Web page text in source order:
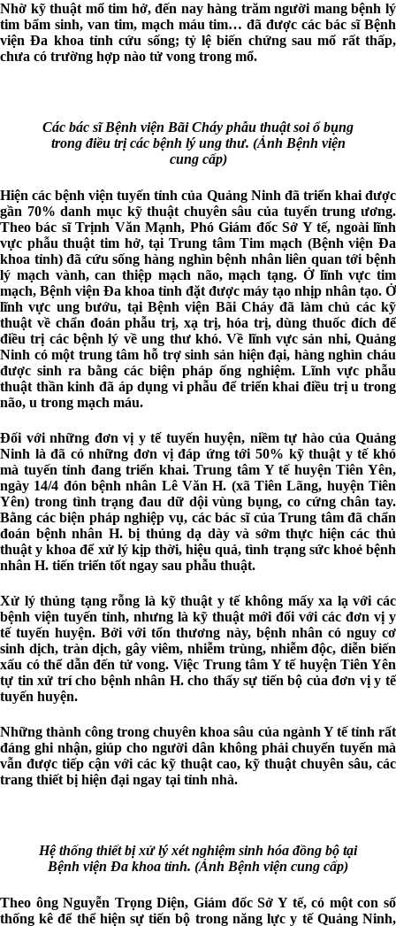
Nhờ kỹ thuật mổ tim hở, đến nay hàng trăm người mang bệnh lý
tim bẩm sinh, van tim, mạch máu tim… đã được các bác sĩ Bệnh
viện Đa khoa tỉnh cứu sống; tỷ lệ biến chứng sau mổ rất thấp,
chưa có trường hợp nào tử vong trong mổ.
Các bác sĩ Bệnh viện Bãi Cháy phẫu thuật soi ổ bụng
trong điều trị các bệnh lý ung thư. (Ảnh Bệnh viện
cung cấp)
Hiện các bệnh viện tuyến tỉnh của Quảng Ninh đã triển khai được
gần 70% danh mục kỹ thuật chuyên sâu của tuyến trung ương.
Theo bác sĩ Trịnh Văn Mạnh, Phó Giám đốc Sở Y tế, ngoài lĩnh
vực phẫu thuật tim hở, tại Trung tâm Tim mạch (Bệnh viện Đa
khoa tỉnh) đã cứu sống hàng nghìn bệnh nhân liên quan tới bệnh
lý mạch vành, can thiệp mạch não, mạch tạng. Ở lĩnh vực tim
mạch, Bệnh viện Đa khoa tỉnh đặt được máy tạo nhịp nhân tạo. Ở
lĩnh vực ung bướu, tại Bệnh viện Bãi Cháy đã làm chủ các kỹ
thuật về chẩn đoán phẫu trị, xạ trị, hóa trị, dùng thuốc đích để
điều trị các bệnh lý về ung thư khó. Về lĩnh vực sản nhi, Quảng
Ninh có một trung tâm hỗ trợ sinh sản hiện đại, hàng nghìn cháu
được sinh ra bằng các biện pháp ống nghiệm. Lĩnh vực phẫu
thuật thần kinh đã áp dụng vi phẫu để triển khai điều trị u trong
não, u trong mạch máu.
Đối với những đơn vị y tế tuyến huyện, niềm tự hào của Quảng
Ninh là đã có những đơn vị đáp ứng tới 50% kỹ thuật y tế khó
mà tuyến tỉnh đang triển khai. Trung tâm Y tế huyện Tiên Yên,
ngày 14/4 đón bệnh nhân Lê Văn H. (xã Tiên Lãng, huyện Tiên
Yên) trong tình trạng đau dữ dội vùng bụng, co cứng chân tay.
Bằng các biện pháp nghiệp vụ, các bác sĩ của Trung tâm đã chẩn
đoán bệnh nhân H. bị thủng dạ dày và sớm thực hiện các thủ
thuật y khoa để xử lý kịp thời, hiệu quả, tình trạng sức khoẻ bệnh
nhân H. tiến triển tốt ngay sau phẫu thuật.
Xử lý thủng tạng rỗng là kỹ thuật y tế không mấy xa lạ với các
bệnh viện tuyến tỉnh, nhưng là kỹ thuật mới đối với các đơn vị y
tế tuyến huyện. Bởi với tổn thương này, bệnh nhân có nguy cơ
sinh dịch, tràn dịch, gây viêm, nhiễm trùng, nhiễm độc, diễn biến
xấu có thể dẫn đến tử vong. Việc Trung tâm Y tế huyện Tiên Yên
tự tin xử trí cho bệnh nhân H. cho thấy sự tiến bộ của đơn vị y tế
tuyến huyện.
Những thành công trong chuyên khoa sâu của ngành Y tế tỉnh rất
đáng ghi nhận, giúp cho người dân không phải chuyển tuyến mà
vẫn được tiếp cận với các kỹ thuật cao, kỹ thuật chuyên sâu, các
trang thiết bị hiện đại ngay tại tỉnh nhà.
Hệ thống thiết bị xử lý xét nghiệm sinh hóa đồng bộ tại
Bệnh viện Đa khoa tỉnh. (Ảnh Bệnh viện cung cấp)
Theo ông Nguyễn Trọng Diện, Giám đốc Sở Y tế, có một con số
thống kê để thể hiện sự tiến bộ trong năng lực y tế Quảng Ninh,